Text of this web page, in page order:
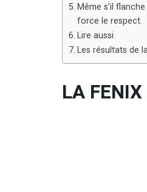
Même s’il
force le respect.
Lire aussi
Les résultats de
LA